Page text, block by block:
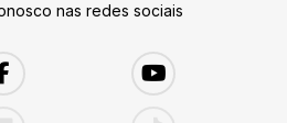
nas redes sociais